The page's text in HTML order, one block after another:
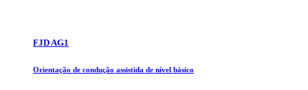
FJD AG1
Orientação de condução assistida de nível básico